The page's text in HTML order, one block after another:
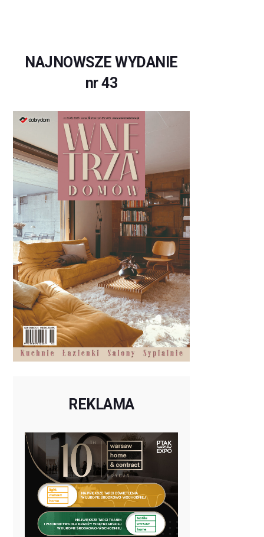
NAJNOWSZE WYDANIE
nr 43
REKLAMA